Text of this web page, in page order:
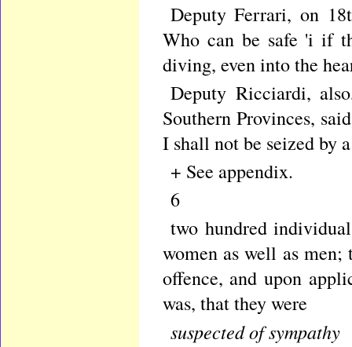
Deputy Ferrari, on
Who can be safe 'i if
diving, even into the
Deputy Ricciardi,
Southern Provinces,
I shall not be seized by
+ See appendix.
6
two hundred
women as well as
offence, and upon
was, that they were
suspected of sympathy